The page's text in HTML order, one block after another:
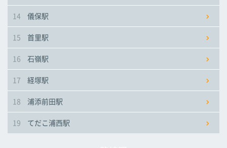
14 儀保駅
15 首里駅
16 石嶺駅
17 経塚駅
18 浦添前田駅
19 てだこ浦西駅